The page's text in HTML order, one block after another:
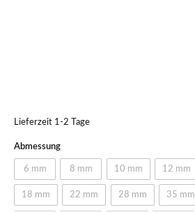
Lieferzeit 1-2 Tage
Abmessung
6 mm 8 mm 10 mm 12 mm
18 mm 22 mm 28 mm 35 mm